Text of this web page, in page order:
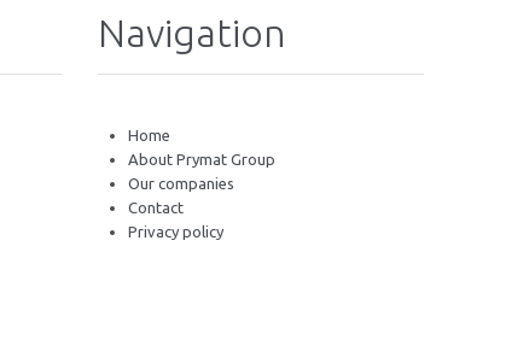
Navigation
Home
About Prymat Group
Our companies
Contact
Privacy policy